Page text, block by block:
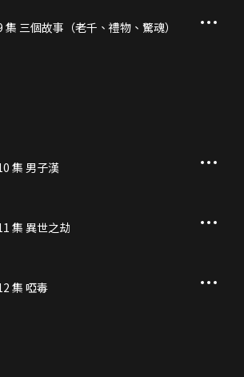
集 三個故事（老千、禮物、驚魂）
集 男子漢
集 異世之劫
集 啞毒